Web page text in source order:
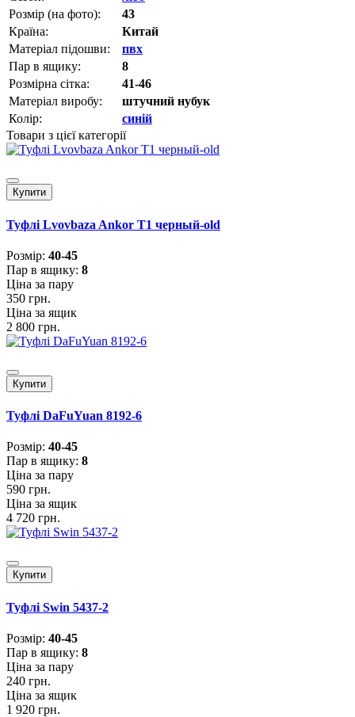
Розмір (на фото):
43
Країна:
Китай
Матеріал підошви:
пвх
Пар в ящику:
8
Розмірна сітка:
41-46
Матеріал виробу:
штучний нубук
Колір:
синій
Товари з цієї категорії
Купити
Туфлі Lvovbaza Ankor Т1 черный-old
Розмiр: 40-45
Пар в ящику: 8
Ціна за пару
350 грн.
Ціна за ящик
2 800 грн.
Купити
Туфлі DaFuYuan 8192-6
Розмiр: 40-45
Пар в ящику: 8
Ціна за пару
590 грн.
Ціна за ящик
4 720 грн.
Купити
Туфлі Swin 5437-2
Розмiр: 40-45
Пар в ящику: 8
Ціна за пару
240 грн.
Ціна за ящик
1 920 грн.